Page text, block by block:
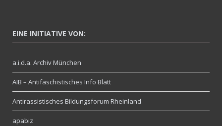
EINE INITIATIVE VON:
a.i.d.a. Archiv München
AIB – Antifaschistisches Info Blatt
Antirassistisches Bildungsforum Rheinland
apabiz